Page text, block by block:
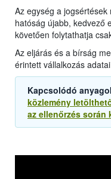
Az egység a
hatóság újabb, kedvező
követően folytathatja
Az eljárás és a bírság
érintett vállalkozás
Kapcsolódó
közlemény
az ellenőrzés